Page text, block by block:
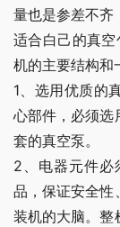
量也是参差不齐
适合白己的真
机的主要结构和
1、选用优质的
心部件，必须选
套的真空泵。
2、电器元件必
品，保证安全性
装机的大脑。整